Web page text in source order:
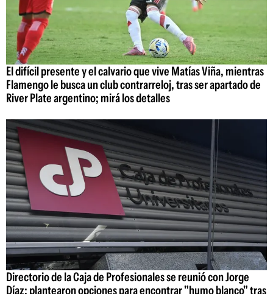
El difícil presente y el calvario que vive Matías Viña, mientras
Flamengo le busca un club contrarreloj, tras ser apartado de
River Plate argentino; mirá los detalles
Directorio de la Caja de Profesionales se reunió con Jorge
Díaz: plantearon opciones para encontrar "humo blanco" tras